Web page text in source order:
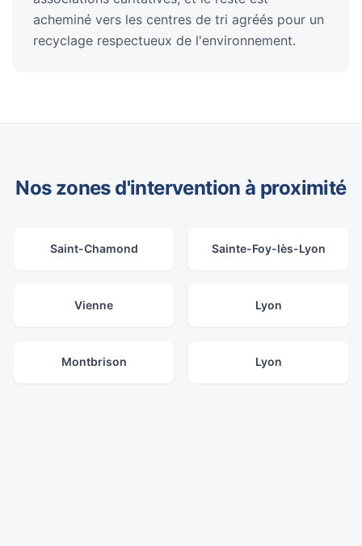
acheminé vers les centres de tri agréés pour un
recyclage respectueux de l'environnement.
Nos zones d'intervention à proximité
Saint-Chamond Sainte-Foy-lès-Lyon
Vienne Lyon
Montbrison Lyon